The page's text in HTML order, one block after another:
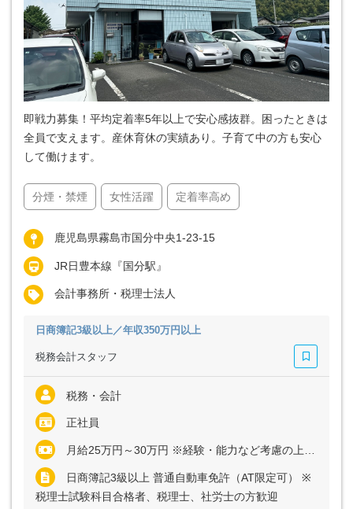
即戦力募集！平均定着率5年以上で安心感抜群。困ったときは
全員で支えます。産休育休の実績あり。子育て中の方も安心
して働けます。
分煙・禁煙 女性活躍 定着率高め
鹿児島県霧島市国分中央1-23-15
JR日豊本線『国分駅』
会計事務所・税理士法人
日商簿記3級以上／年収350万円以上
税務会計スタッフ
税務・会計
正社員
月給25万円～30万円 ※経験・能力など考慮の上、決定いたします ※残業代は全額支給
日商簿記3級以上 普通自動車免許（AT限定可） ※
税理士試験科目合格者、税理士、社労士の方歓迎